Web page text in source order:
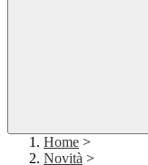
Home >
Novità >